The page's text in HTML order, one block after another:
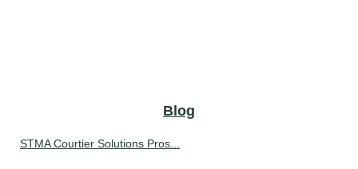
Blog
STMA Courtier Solutions Pros...